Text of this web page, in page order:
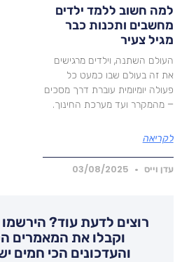
חשוב ללמד ילדים
ותכנות כבר
צעיר
השתנה, וילדים מרגישים
זה בעולם שבו כמעט כל
יומיומית עוברת דרך מסכים
מהמקרר ועד מערכת החינוך.
וייס 03/08/2025
רוצים לדעת עוד? הירשמו
וקבלו את המאמרים
והעדכונים הכי חמים